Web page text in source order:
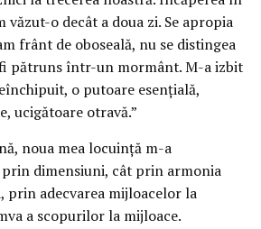
văzut-o decât a doua zi. Se apropia
frânt de oboseală, nu se distingea
pătruns într-un mormânt. M-a izbit
o putoare esențială,
ucigătoare otravă.”
noua mea locuință m-a
dimensiuni, cât prin armonia
prin adecvarea mijloacelor la
a scopurilor la mijloace.